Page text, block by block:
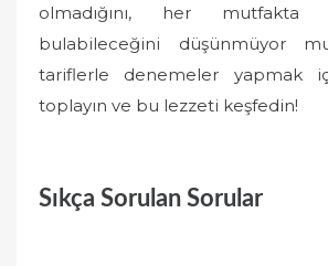
olmadığını, her
bulabileceğini düşünmüyor
tariflerle denemeler yapmak
toplayın ve bu lezzeti keşfedin!
Sıkça Sorulan Sorular